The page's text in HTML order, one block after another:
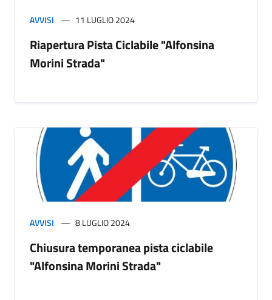
AVVISI 11 LUGLIO 2024
Riapertura Pista Ciclabile "Alfonsina
Morini Strada"
AVVISI 8 LUGLIO 2024
Chiusura temporanea pista ciclabile
"Alfonsina Morini Strada"